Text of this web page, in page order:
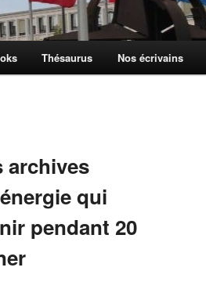
Thésaurus Nos écrivains
archives
qui
pendant 20